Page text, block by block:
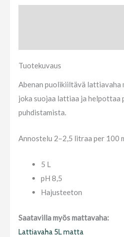
Tuotekuvaus
Abenan puolikiiltävä lattiavaha
joka suojaa lattiaa ja helpottaa
puhdistamista.
Annostelu 2–2,5 litraa per 100
5 L
pH 8,5
Hajusteeton
Saatavilla myös mattavaha:
Lattiavaha 5L matta